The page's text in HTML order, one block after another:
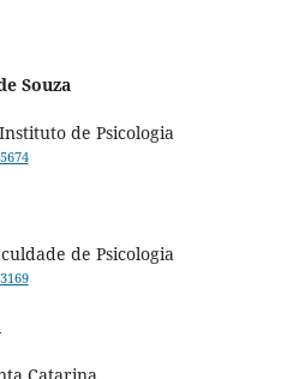
Souza
de Psicologia
de Psicologia